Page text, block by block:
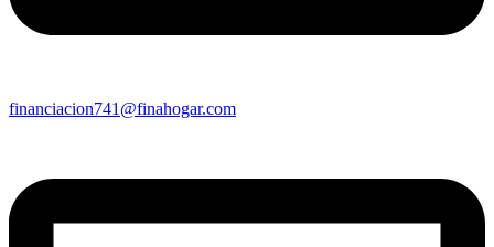
financiacion741@finahogar.com